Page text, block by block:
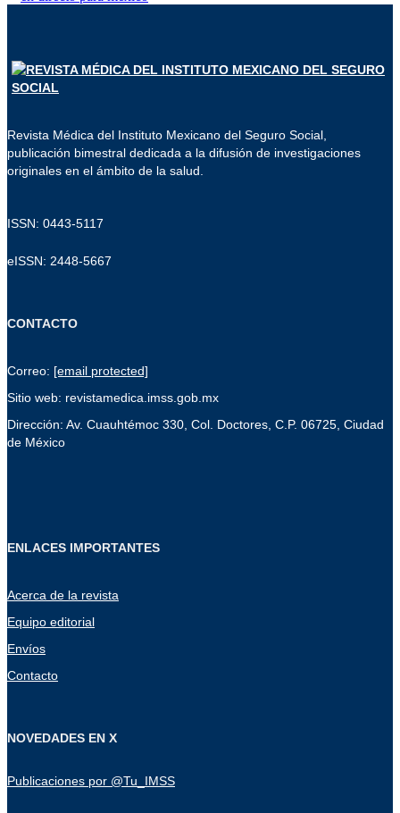
Revista Médica del Instituto Mexicano del Seguro Social,
publicación bimestral dedicada a la difusión de investigaciones
originales en el ámbito de la salud.
ISSN: 0443-5117
eISSN: 2448-5667
CONTACTO
Correo: [email protected]
Sitio web: revistamedica.imss.gob.mx
Dirección: Av. Cuauhtémoc 330, Col. Doctores, C.P. 06725, Ciudad
de México
ENLACES IMPORTANTES
Acerca de la revista
Equipo editorial
Envíos
Contacto
NOVEDADES EN X
Publicaciones por @Tu_IMSS